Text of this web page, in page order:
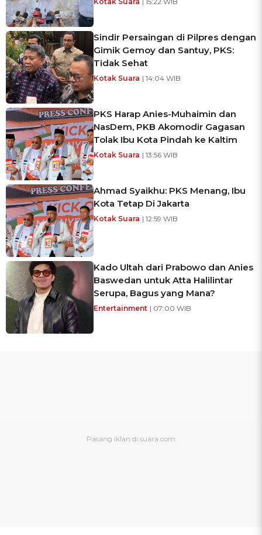
Sindir Persaingan di Pilpres dengan
Gimik Gemoy dan Santuy, PKS:
Tidak Sehat
Kotak Suara | 14:04 WIB
PKS Harap Anies-Muhaimin dan
NasDem, PKB Akomodir Gagasan
Tolak Ibu Kota Pindah ke Kaltim
Kotak Suara | 13:56 WIB
Ahmad Syaikhu: PKS Menang, Ibu
Kota Tetap Di Jakarta
Kotak Suara | 12:59 WIB
Kado Ultah dari Prabowo dan Anies
Baswedan untuk Atta Halilintar
Serupa, Bagus yang Mana?
Entertainment | 07:00 WIB